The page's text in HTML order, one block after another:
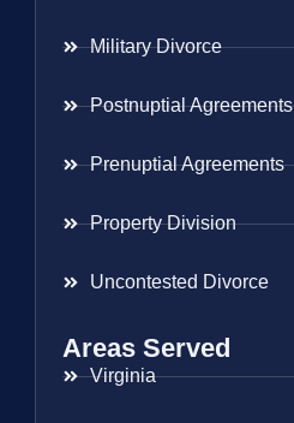
Military Divorce
Postnuptial Agreements
Prenuptial Agreements
Property Division
Uncontested Divorce
Areas Served
Virginia